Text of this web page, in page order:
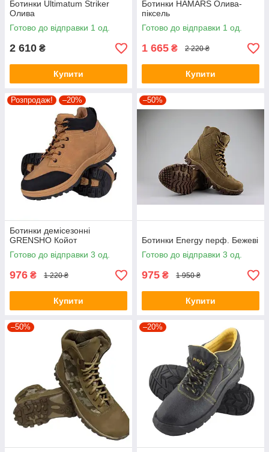
Ботинки Ultimatum Striker
Олива
Готово до відправки 1 од.
2 610 ₴
Купити
Ботинки HAMARS Олива-
піксель
Готово до відправки 1 од.
1 665 ₴ 2 220 ₴
Купити
Розпродаж! –20%
Ботинки демісезонні
GRENSHO Койот
Готово до відправки 3 од.
976 ₴ 1 220 ₴
Купити
–50%
Ботинки Energy перф. Бежеві
Готово до відправки 3 од.
975 ₴ 1 950 ₴
Купити
–50% –20%